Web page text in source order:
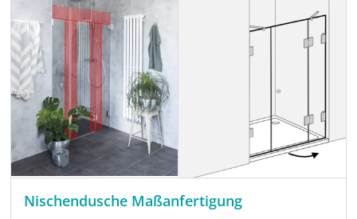
Nischendusche Maßanfertigung